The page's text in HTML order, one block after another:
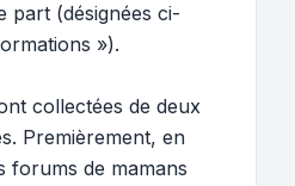
part (désignées ci-
»).
collectées de deux
Premièrement, en
forums de mamans